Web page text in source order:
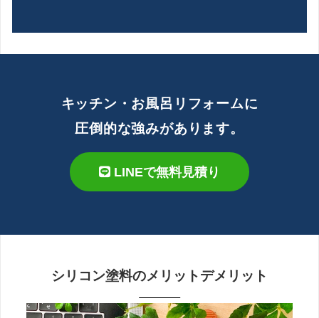
キッチン・お風呂リフォームに
圧倒的な強みがあります。
LINEで無料見積り
シリコン塗料のメリットデメリット